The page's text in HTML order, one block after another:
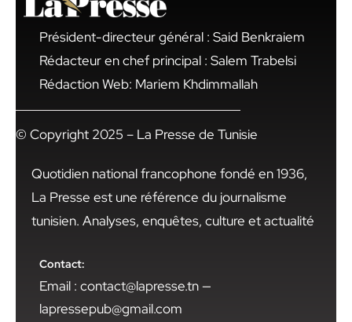
Président-directeur général : Said Benkraiem
Rédacteur en chef principal : Salem Trabelsi
Rédaction Web: Mariem Khdimmallah
© Copyright 2025 – La Presse de Tunisie
Quotidien national francophone fondé en 1936,
La Presse est une référence du journalisme
tunisien. Analyses, enquêtes, culture et actualité
Contact:
Email : contact@lapresse.tn —
lapressepub@gmail.com